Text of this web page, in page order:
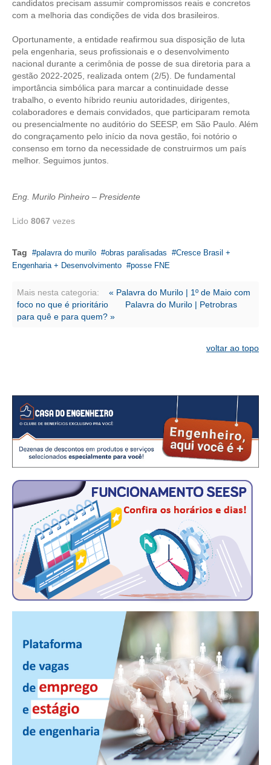
CURSOS
ENGENHEIRO EMPREENDEDOR
SEESP EDUCAÇÃO
PLATAFORMAS GRATUITAS
BENEFÍCIOS
CONVÊNIOS
PLANO DE SAÚDE
CONSÓRCIOS
CAMPANHAS SALARIAIS
COMUNICAÇÃO
CONTEÚDO ESPECIAL
JORNAL DO ENGENHEIRO
SEESP NOTÍCIAS
NOTÍCIAS NO WHATSAPP
FOTOS
PUBLICAÇÕES
PUBLICIDADE
MANUAL DE REDAÇÃO
CONTATO
CADASTRO
ASSOCIE-SE
ATUALIZAÇÃO CADASTRAL
candidatos precisam assumir compromissos reais e concretos
com a melhoria das condições de vida dos brasileiros.
Oportunamente, a entidade reafirmou sua disposição de luta
pela engenharia, seus profissionais e o desenvolvimento
nacional durante a cerimônia de posse de sua diretoria para a
gestão 2022-2025, realizada ontem (2/5). De fundamental
importância simbólica para marcar a continuidade desse
trabalho, o evento híbrido reuniu autoridades, dirigentes,
colaboradores e demais convidados, que participaram remota
ou presencialmente no auditório do SEESP, em São Paulo. Além
do congraçamento pelo início da nova gestão, foi notório o
consenso em torno da necessidade de construirmos um país
melhor. Seguimos juntos.
Eng. Murilo Pinheiro – Presidente
Lido 8067 vezes
Tag palavra do murilo obras paralisadas
Cresce Brasil +
Engenharia + Desenvolvimento
posse FNE
Mais nesta categoria:
« Palavra do Murilo | 1º de Maio com
foco no que é prioritário
Palavra do Murilo | Petrobras
para quê e para quem? »
voltar ao topo